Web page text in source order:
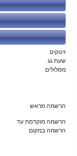
זינוקים
שעת גג
מסלולים
הרשמה מראש
הרשמה מוקדמת עד
הרשמה במקום